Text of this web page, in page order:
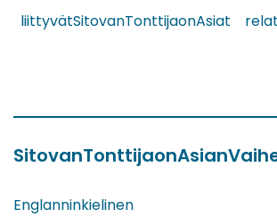
liittyvätSitovanTonttijaonAsiat
Englanninkielinen